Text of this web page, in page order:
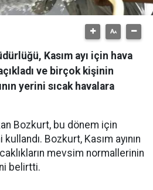
Kasım ayı için hava
ve birçok kişinin
yerini sıcak havalara
Bozkurt, bu dönem için
Bozkurt, Kasım ayının
mevsim normallerinin
belirtti.